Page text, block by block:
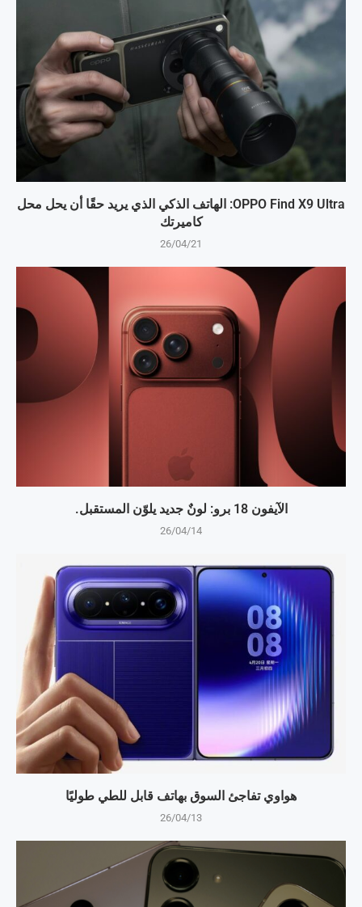
OPPO Find X9 Ultra: الهاتف الذكي الذي يريد حقًا أن يحل محل
كاميرتك
26/04/21
الآيفون 18 برو: لونٌ جديد يلوّن المستقبل.
26/04/14
هواوي تفاجئ السوق بهاتف قابل للطي طوليًا
26/04/13